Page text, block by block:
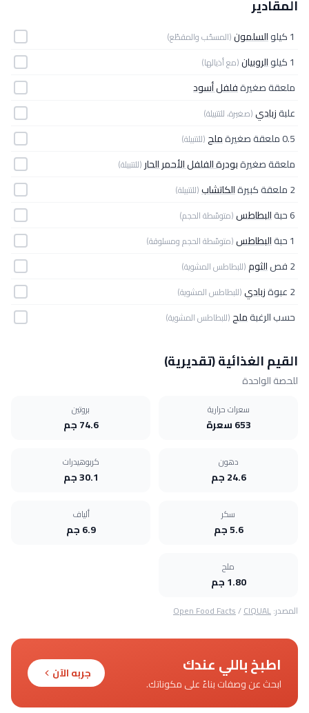
المقادير
1 كيلو السلمون(المسحّب والمقطّع)
1 كيلو الروبيان(مع أذيالها)
ملعقة صغيرةفلفل أسود
علبةزبادي(صغيرة، للتتبيلة)
0.5 ملعقة صغيرة ملح(للتتبيلة)
ملعقة صغيرةبودرة الفلفل الأحمر الحار (للتتبيلة)
2 ملعقة كبيرة الكاتشاب(للتتبيلة)
6 حبة البطاطس(متوسّطة الحجم)
1 حبة البطاطس(متوسّطة الحجم ومسلوقة)
2 فص الثوم(للبطاطس المشوية)
2 عبوة زبادي(للبطاطس المشوية)
حسب الرغبةملح(للبطاطس المشوية)
القيم الغذائية (تقديرية)
للحصة الواحدة
سعرات حرارية
653 سعرة
بروتين
74.6 جم
دهون
24.6 جم
كربوهيدرات
30.1 جم
سكر
5.6 جم
ألياف
6.9 جم
ملح
1.80 جم
المصدر: Open Food Facts/CIQUAL
اطبخ باللي عندك
ابحث عن وصفات بناءً على مكوناتك.
جربه الآن